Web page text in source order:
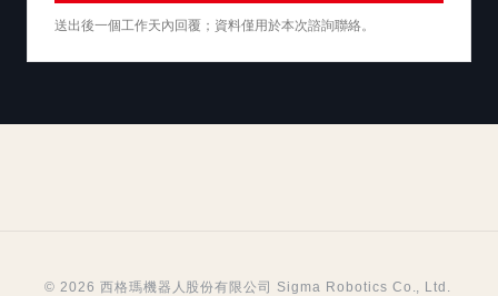
送出後一個工作天內回覆；資料僅用於本次諮詢聯絡。
© 2026 西格瑪機器人股份有限公司 Sigma Robotics Co., Ltd.